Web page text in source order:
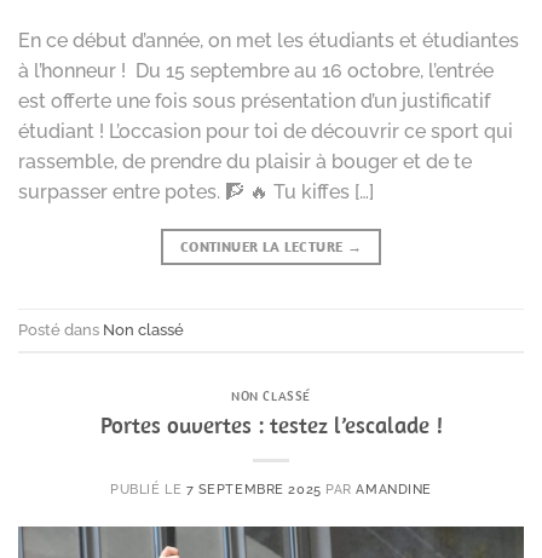
En ce début d’année, on met les étudiants et étudiantes
à l’honneur ! Du 15 septembre au 16 octobre, l’entrée
est offerte une fois sous présentation d’un justificatif
étudiant ! L’occasion pour toi de découvrir ce sport qui
rassemble, de prendre du plaisir à bouger et de te
surpasser entre potes. 🧗 🔥 Tu kiffes […]
CONTINUER LA LECTURE →
Posté dans Non classé
NON CLASSÉ
Portes ouvertes : testez l’escalade !
PUBLIÉ LE 7 SEPTEMBRE 2025 PARAMANDINE